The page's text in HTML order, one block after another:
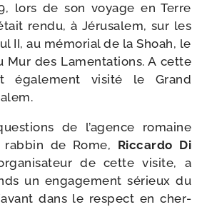
lors de son voyage en Terre
ren­du, à Jérusalem, sur les
II, au mémo­rial de la Shoah, le
Mur des Lamentations. A cette
éga­le­ment visi­té le Grand
de l’agence romaine
de Rome, Riccardo Di
de cette visite, a
un enga­ge­ment sérieux du
dans le res­pect en cher­